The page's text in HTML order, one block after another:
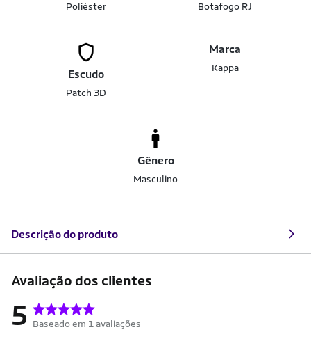
Poliéster Botafogo RJ
Escudo
Patch 3D
Marca
Kappa
Gênero
Masculino
Descrição do produto
Avaliação dos clientes
5 Baseado em 1 avaliações